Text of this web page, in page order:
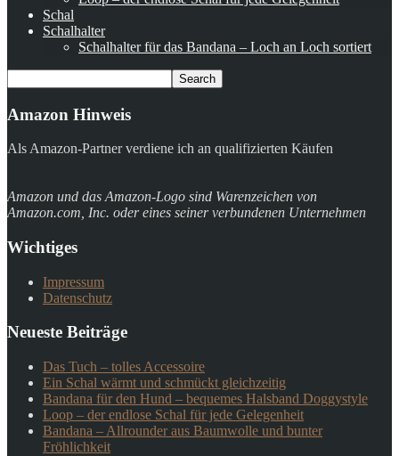
Schal
Schalhalter
Schalhalter für das Bandana – Loch an Loch sortiert
Amazon Hinweis
Als Amazon-Partner verdiene ich an qualifizierten Käufen
Amazon und das Amazon-Logo sind Warenzeichen von
Amazon.com, Inc. oder eines seiner verbundenen Unternehmen
Wichtiges
Impressum
Datenschutz
Neueste Beiträge
Das Tuch – tolles Accessoire
Ein Schal wärmt und schmückt gleichzeitig
Bandana für den Hund – bequemes Halsband Doggystyle
Loop – der endlose Schal für jede Gelegenheit
Bandana – Allrounder aus Baumwolle und bunter
Fröhlichkeit